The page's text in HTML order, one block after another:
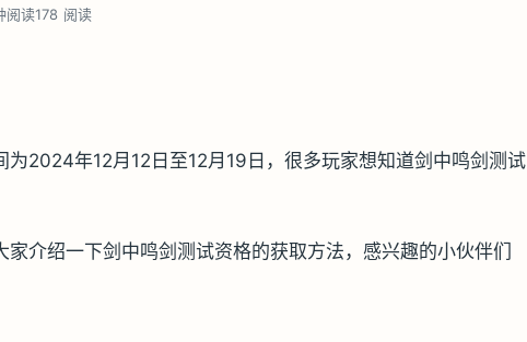
阅读178 阅读
为2024年12月12日至12月19日，很多玩家想知道剑中鸣剑测试
家介绍一下剑中鸣剑测试资格的获取方法，感兴趣的小伙伴们